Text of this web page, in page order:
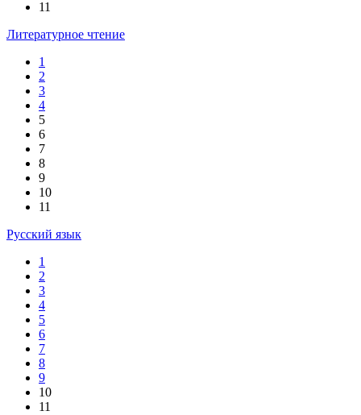
11
Литературное чтение
1
2
3
4
5
6
7
8
9
10
11
Русский язык
1
2
3
4
5
6
7
8
9
10
11